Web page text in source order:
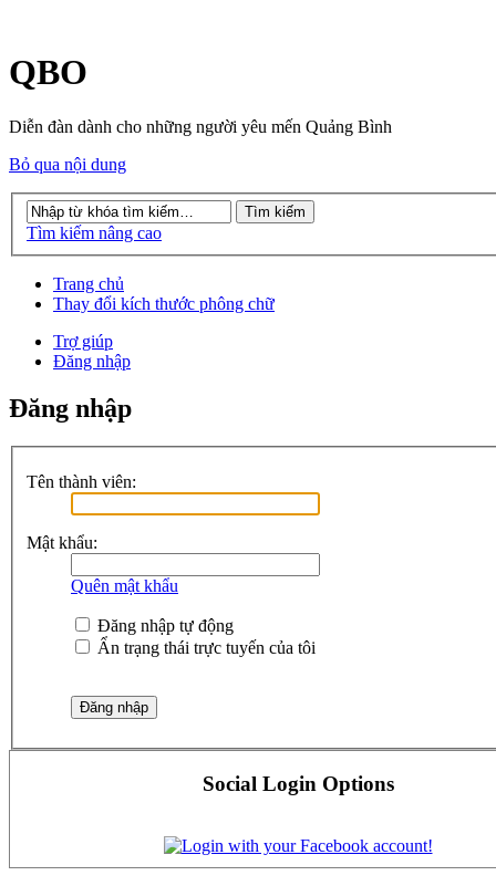
QBO
Diễn đàn dành cho những người yêu mến Quảng Bình
Bỏ qua nội dung
Tìm kiếm nâng cao
Trang chủ
Thay đổi kích thước phông chữ
Trợ giúp
Đăng nhập
Đăng nhập
Tên thành viên:
Mật khẩu:
Quên mật khẩu
Đăng nhập tự động
Ẩn trạng thái trực tuyến của tôi
Social Login Options